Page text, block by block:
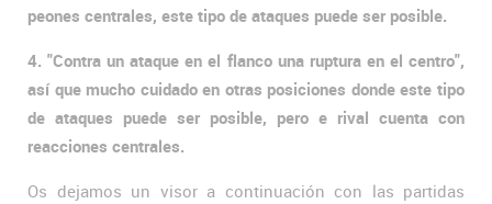
peones centrales, este tipo de ataques puede ser posible.
4. "Contra un ataque en el flanco una ruptura en el centro",
así que mucho cuidado en otras posiciones donde este tipo
de ataques puede ser posible, pero e rival cuenta con
reacciones centrales.
Os dejamos un visor a continuación con las partidas